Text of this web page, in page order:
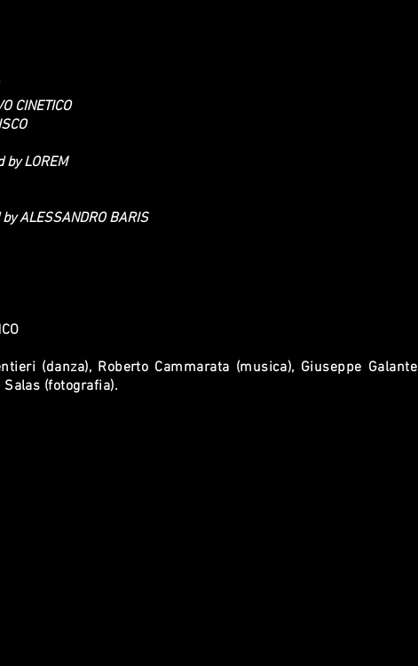
CINETICO
by LOREM
ALESSANDRO BARIS
(danza), Roberto Cammarata (musica), Giuseppe Galante
(fotografia).